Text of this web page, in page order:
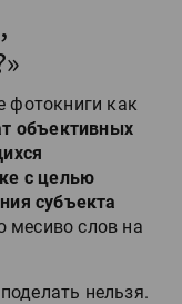
фотокниги как
объективных
с целью
субъекта
месиво слов на
нельзя.